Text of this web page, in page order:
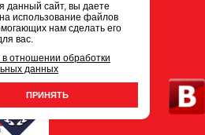
персональных данных
данный сайт, вы даете
использование файлов
нам сделать его
вас.
в отношении обработки
данных
ПРИНЯТЬ